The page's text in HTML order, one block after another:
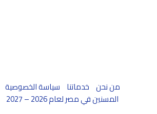
من نحن خدماتنا سياسة الخصوصية
المسنين في مصر لعام 2026 – 2027